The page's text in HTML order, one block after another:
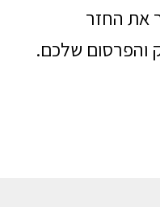
את החזר
והפרסום שלכם.